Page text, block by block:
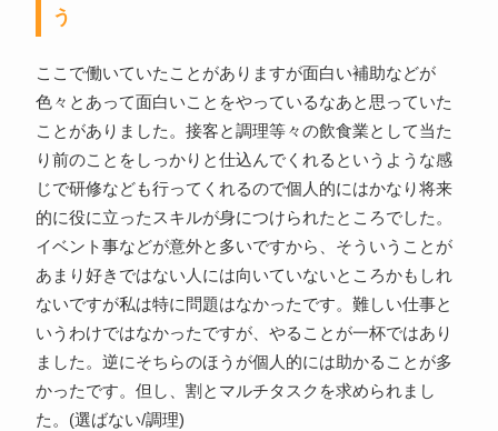
う
ここで働いていたことがありますが面白い補助などが
色々とあって面白いことをやっているなあと思っていた
ことがありました。接客と調理等々の飲食業として当た
り前のことをしっかりと仕込んでくれるというような感
じで研修なども行ってくれるので個人的にはかなり将来
的に役に立ったスキルが身につけられたところでした。
イベント事などが意外と多いですから、そういうことが
あまり好きではない人には向いていないところかもしれ
ないですが私は特に問題はなかったです。難しい仕事と
いうわけではなかったですが、やることが一杯ではあり
ました。逆にそちらのほうが個人的には助かることが多
かったです。但し、割とマルチタスクを求められまし
た。(選ばない/調理)